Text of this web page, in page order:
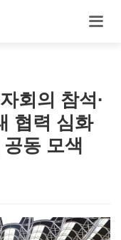
회의 참석·
협력 심화
동 모색